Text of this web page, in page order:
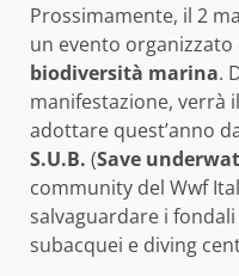
Prossimamente, il 2
un evento organizzato
biodiversità marina.
manifestazione, verrà
adottare quest’anno
S.U.B. (Save
community del Wwf
salvaguardare i
subacquei e diving